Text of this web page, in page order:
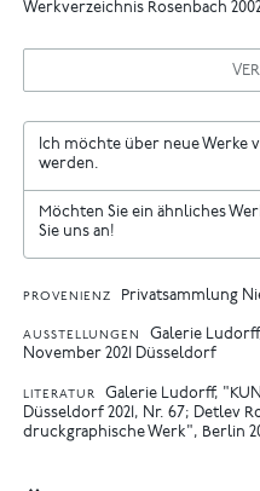
Werkverzeichnis Rosenbach
Ich möchte über neue Werke
werden.
Möchten Sie ein ähnliches
Sie uns an!
PROVENIENZ Privatsammlung
AUSSTELLUNGEN
Galerie
November 2021 Düsseldorf
LITERATUR
Galerie Ludorff,
Düsseldorf 2021, Nr. 67
Detlev
druckgraphische Werk", Berlin